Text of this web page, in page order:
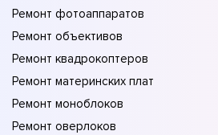
Ремонт фотоаппаратов
Ремонт объективов
Ремонт квадрокоптеров
Ремонт материнских плат
Ремонт моноблоков
Ремонт оверлоков